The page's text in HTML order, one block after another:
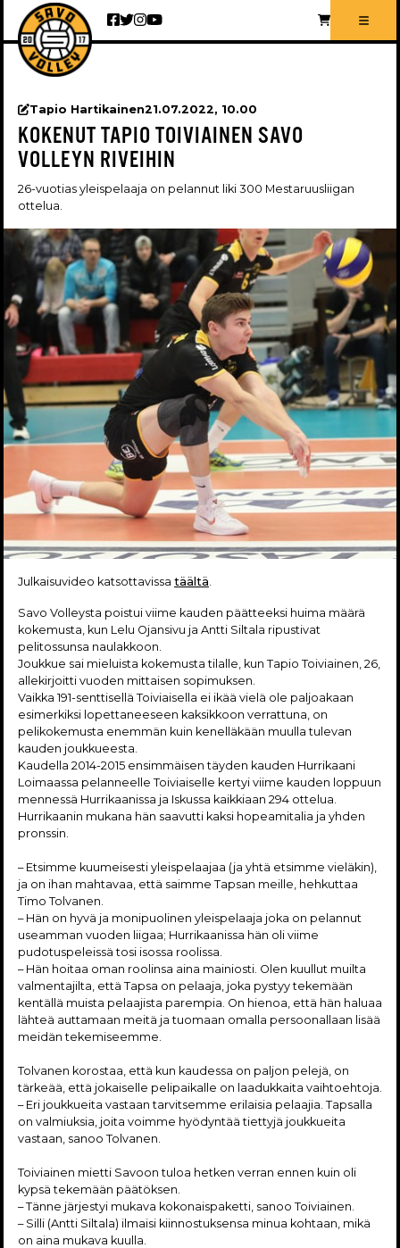
Siirry sisältöön
Tapio Hartikainen21.07.2022, 10.00
KOKENUT TAPIO TOIVIAINEN SAVO
VOLLEYN RIVEIHIN
26-vuotias yleispelaaja on pelannut liki 300 Mestaruusliigan
ottelua.
Julkaisuvideo katsottavissa täältä
Savo Volleysta poistui viime kauden päätteeksi huima määrä
kokemusta, kun Lelu Ojansivu ja Antti Siltala ripustivat
pelitossunsa naulakkoon.
Joukkue sai mieluista kokemusta tilalle, kun Tapio Toiviainen, 26,
allekirjoitti vuoden mittaisen sopimuksen.
Vaikka 191-senttisellä Toiviaisella ei ikää vielä ole paljoakaan
esimerkiksi lopettaneeseen kaksikkoon verrattuna, on
pelikokemusta enemmän kuin kenelläkään muulla tulevan
kauden joukkueesta.
Kaudella 2014-2015 ensimmäisen täyden kauden Hurrikaani
Loimaassa pelanneelle Toiviaiselle kertyi viime kauden loppuun
mennessä Hurrikaanissa ja Iskussa kaikkiaan 294 ottelua.
Hurrikaanin mukana hän saavutti kaksi hopeamitalia ja yhden
pronssin.
– Etsimme kuumeisesti yleispelaajaa (ja yhtä etsimme vieläkin),
ja on ihan mahtavaa, että saimme Tapsan meille, hehkuttaa
Timo Tolvanen.
– Hän on hyvä ja monipuolinen yleispelaaja joka on pelannut
useamman vuoden liigaa; Hurrikaanissa hän oli viime
pudotuspeleissä tosi isossa roolissa.
– Hän hoitaa oman roolinsa aina mainiosti. Olen kuullut muilta
valmentajilta, että Tapsa on pelaaja, joka pystyy tekemään
kentällä muista pelaajista parempia. On hienoa, että hän haluaa
lähteä auttamaan meitä ja tuomaan omalla persoonallaan lisää
meidän tekemiseemme.
Tolvanen korostaa, että kun kaudessa on paljon pelejä, on
tärkeää, että jokaiselle pelipaikalle on laadukkaita vaihtoehtoja.
– Eri joukkueita vastaan tarvitsemme erilaisia pelaajia. Tapsalla
on valmiuksia, joita voimme hyödyntää tiettyjä joukkueita
vastaan, sanoo Tolvanen.
Toiviainen mietti Savoon tuloa hetken verran ennen kuin oli
kypsä tekemään päätöksen.
– Tänne järjestyi mukava kokonaispaketti, sanoo Toiviainen.
– Silli (Antti Siltala) ilmaisi kiinnostuksensa minua kohtaan, mikä
on aina mukava kuulla.